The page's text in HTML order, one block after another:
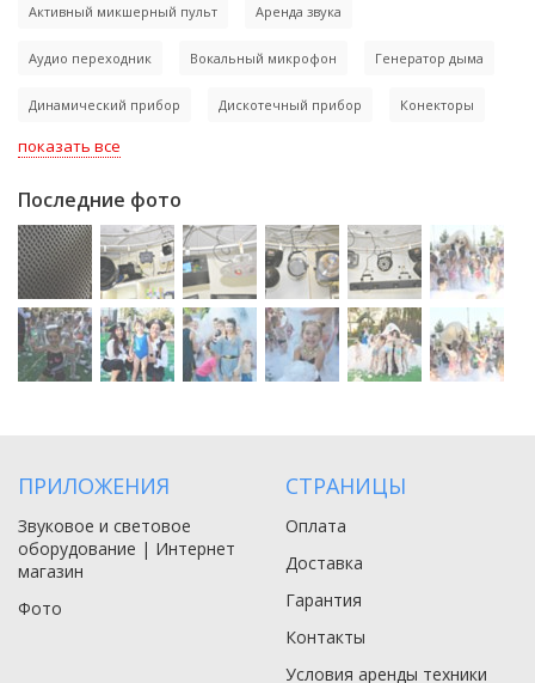
Активный микшерный пульт Аренда звука
Аудио переходник Вокальный микрофон Генератор дыма
Динамический прибор Дискотечный прибор Конекторы
показать все
Последние фото
ПРИЛОЖЕНИЯ
Звуковое и световое
оборудование | Интернет
магазин
Фото
СТРАНИЦЫ
Оплата
Доставка
Гарантия
Контакты
Условия аренды техники